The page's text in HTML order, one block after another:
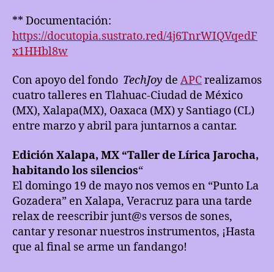
** Documentación:
https://docutopia.sustrato.red/4j6TnrWIQVqedF
x1HHbl8w
Con apoyo del fondo TechJoy de APCrealizamos
cuatro talleres en Tlahuac-Ciudad de México
(MX), Xalapa(MX), Oaxaca (MX) y Santiago (CL)
entre marzo y abril para juntarnos a cantar.
Edición Xalapa, MX “Taller de Lírica Jarocha,
habitando los silencios“
El domingo 19 de mayo nos vemos en “Punto La
Gozadera” en Xalapa, Veracruz para una tarde
relax de reescribir junt@s versos de sones,
cantar y resonar nuestros instrumentos, ¡Hasta
que al final se arme un fandango!